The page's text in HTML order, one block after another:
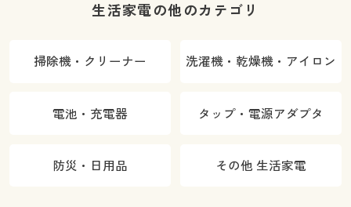
生活家電の他のカテゴリ
掃除機・クリーナー 洗濯機・乾燥機・アイロン
電池・充電器 タップ・電源アダプタ
防災・日用品 その他 生活家電